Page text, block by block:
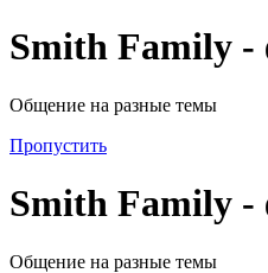
Smith Family -
Общение на разные темы
Пропустить
Smith Family -
Общение на разные темы